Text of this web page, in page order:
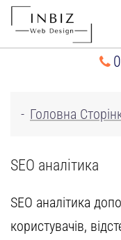
Перейти
- Головна
SEO аналітика
SEO аналітика
користувачів,